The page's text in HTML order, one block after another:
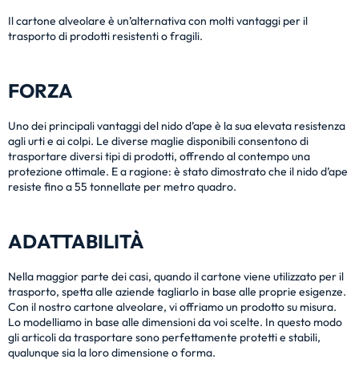
Il cartone alveolare è un’alternativa con molti vantaggi per il
trasporto di prodotti resistenti o fragili.
FORZA
Uno dei principali vantaggi del nido d’ape è la sua elevata resistenza
agli urti e ai colpi. Le diverse maglie disponibili consentono di
trasportare diversi tipi di prodotti, offrendo al contempo una
protezione ottimale. E a ragione: è stato dimostrato che il nido d’ape
resiste fino a 55 tonnellate per metro quadro.
ADATTABILITÀ
Nella maggior parte dei casi, quando il cartone viene utilizzato per il
trasporto, spetta alle aziende tagliarlo in base alle proprie esigenze.
Con il nostro cartone alveolare, vi offriamo un prodotto su misura.
Lo modelliamo in base alle dimensioni da voi scelte. In questo modo
gli articoli da trasportare sono perfettamente protetti e stabili,
qualunque sia la loro dimensione o forma.